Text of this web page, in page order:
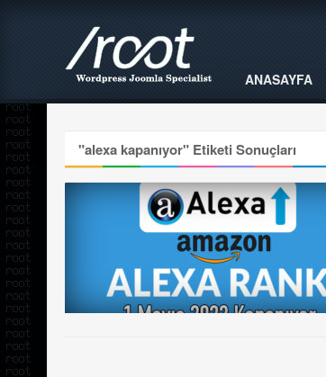
ANASAYFA
"alexa kapanıyor" Etiketi Sonuçları